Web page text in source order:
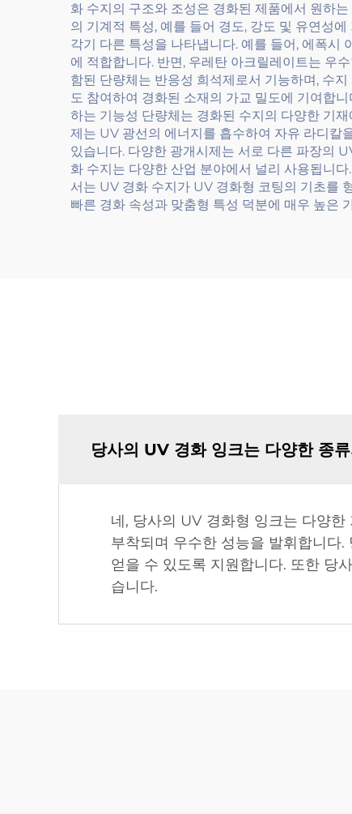
화 수지의 구조와 조성은 경화된 제품에서 원하
의 기계적 특성, 예를 들어 경도, 강도 및 유연성
각기 다른 특성을 나타냅니다. 예를 들어, 에폭
에 적합합니다. 반면, 우레탄 아크릴레이트는 우
함된 단량체는 반응성 희석제로서 기능하며, 수
도 참여하여 경화된 소재의 가교 밀도에 기여합
하는 기능성 단량체는 경화된 수지의 다양한 기
제는 UV 광선의 에너지를 흡수하여 자유 라디칼
있습니다. 다양한 광개시제는 서로 다른 파장의
화 수지는 다양한 산업 분야에서 널리 사용됩니
서는 UV 경화 수지가 UV 경화형 코팅의 기초를
빠른 경화 속성과 맞춤형 특성 덕분에 매우 높은
당사의 UV 경화 잉크는 다양한 종
네, 당사의 UV 경화형 잉크는 다양
부착되며 우수한 성능을 발휘합니다
얻을 수 있도록 지원합니다. 또한 당
습니다.